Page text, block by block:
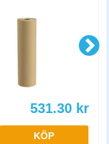
531.30 kr
KÖP